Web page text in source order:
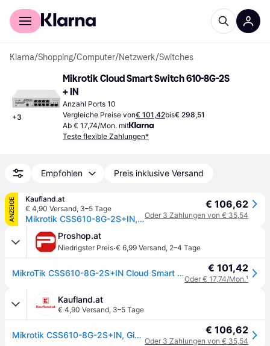
Für Shopper
Klarna/Shopping/Computer/Netzwerk/Switches
+3
Mikrotik Cloud Smart Switch 610-8G-2S
+ IN
Anzahl Ports 10
Vergleiche Preise von€ 101,42bis€ 298,51
Ab € 17,74/Mon. mit
Teste flexible Zahlungen*
Empfohlen Preis inklusive Versand
ANZEIGE
Kaufland.at
€ 4,90 Versand, 3–5 Tage
Mikrotik CSS610-8G-2S+IN, Gigabit Ethernet (10/100/1000), Power over Ethernet (PoE)
€ 106,62
Oder 3 Zahlungen von € 35,54
Proshop.at
Niedrigster Preis·€ 6,99 Versand, 2–4 Tage
MikroTik CSS610-8G-2S+IN Cloud Smart 10-Port Switch (8x 1G RJ45 / 2x 10G SFP+) € 101,42
Oder € 17,74/Mon.¹
Kaufland.at
€ 4,90 Versand, 3–5 Tage
Mikrotik CSS610-8G-2S+IN, Gigabit Ethernet (10/100/1000), Power over Ethernet (PoE) € 106,62
Oder 3 Zahlungen von € 35,54